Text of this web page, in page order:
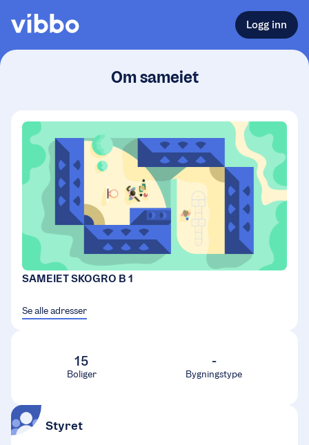
Logg inn
Om sameiet
SAMEIET SKOGRO B 1
Se alle adresser
15
Boliger
-
Bygningstype
Styret